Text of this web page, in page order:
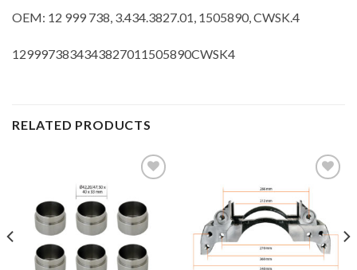
OEM: 12 999 738, 3.434.3827.01, 1505890, CWSK.4
1299973834343827011505890CWSK4
RELATED PRODUCTS
Wishlist
Add to
Wishlist